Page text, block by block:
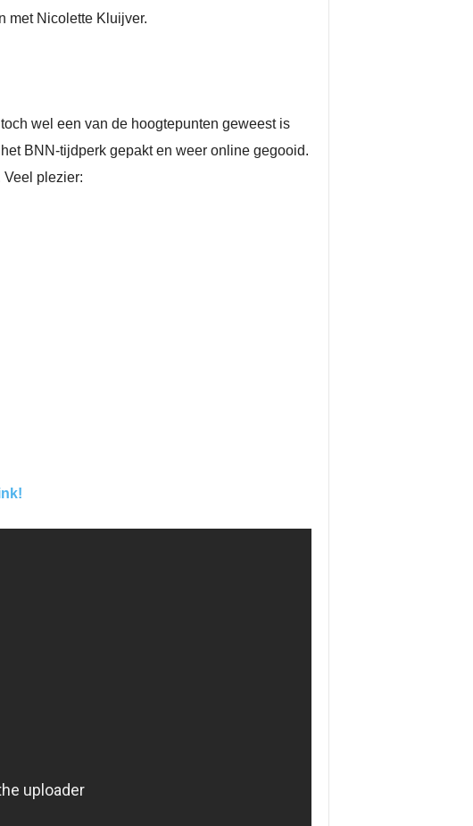
met Nicolette Kluijver.
wel een van de hoogtepunten geweest is
BNN-tijdperk gepakt en weer online gegooid.
Veel plezier: